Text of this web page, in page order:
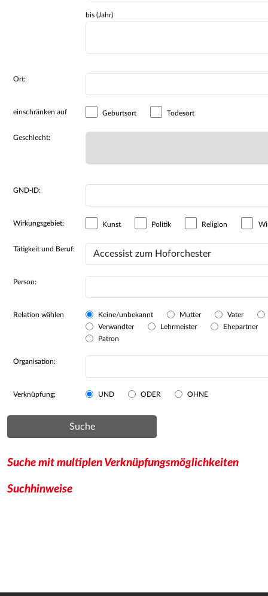
bis (Jahr)
Ort:
einschränken auf Geburtsort Todesort
Geschlecht:
GND-ID:
Wirkungsgebiet: Kunst Politik Religion
Tätigkeit und Beruf:
Person:
Relation wählen Keine/unbekannt Mutter
Vater
Verwandter
Lehrmeister
Ehepartner
Patron
Organisation:
Verknüpfung: UND ODER OHNE
Suche
Suche mit multiplen Verknüpfungsmöglichkeiten
Suchhinweise